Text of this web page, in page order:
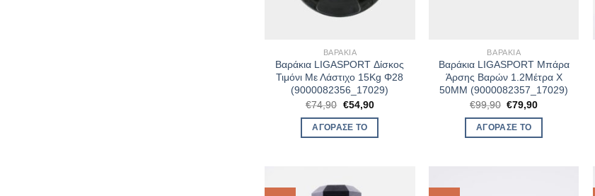
ΒΑΡΆΚΙΑ
Βαράκια LIGASPORT Δίσκος
Τιμόνι Με Λάστιχο 15Kg Φ28
(9000082356_17029)
€74,90 Original
was:
€74,90.
€54,90Η
ΑΓΌΡΑΣΈ ΤΟ
ΒΑΡΆΚΙΑ
Βαράκια LIGASPORT Μπάρα
Άρσης Βαρών 1.2Mέτρα Χ
50MΜ (9000082357_17029)
€99,90 Original
was:
€99,90.
€79,90Η
ΑΓΌΡΑΣΈ ΤΟ